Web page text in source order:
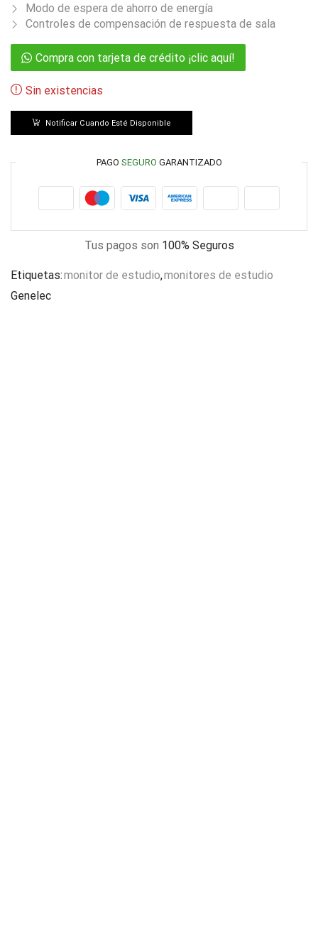
Modo de espera de ahorro de energía
Controles de compensación de respuesta de sala
Compra con tarjeta de crédito ¡clic aquí!
Sin existencias
Notificar Cuando Esté Disponible
PAGO SEGURO GARANTIZADO
Tus pagos son 100% Seguros
Etiquetas:monitor de estudio,monitores de estudio
Genelec